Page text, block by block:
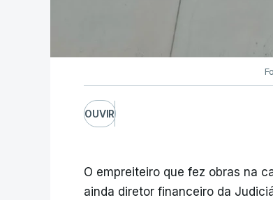
OUVIR
O empreiteiro que fez obras na
ainda diretor financeiro da